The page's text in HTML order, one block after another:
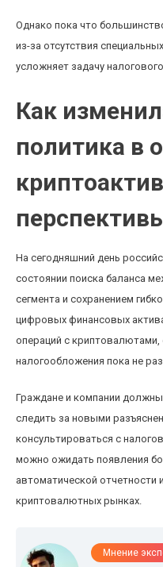
Однако пока что
из-за отсутствия
усложняет задачу
Как
политика в
На сегодняшний день
состоянии поиска баланса
сегмента и сохранением
цифровых финансовых
операций с
налогообложения пока не
Граждане и компании
следить за новыми
консультироваться с
можно ожидать появления
автоматической отчетности
криптовалютных рынках.
Мнение